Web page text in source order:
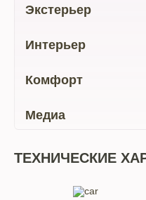
Экстерьер
Интерьер
Комфорт
Медиа
ТЕХНИЧЕСКИЕ